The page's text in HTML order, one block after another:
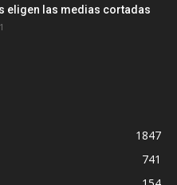
eligen las medias cortadas
1847
741